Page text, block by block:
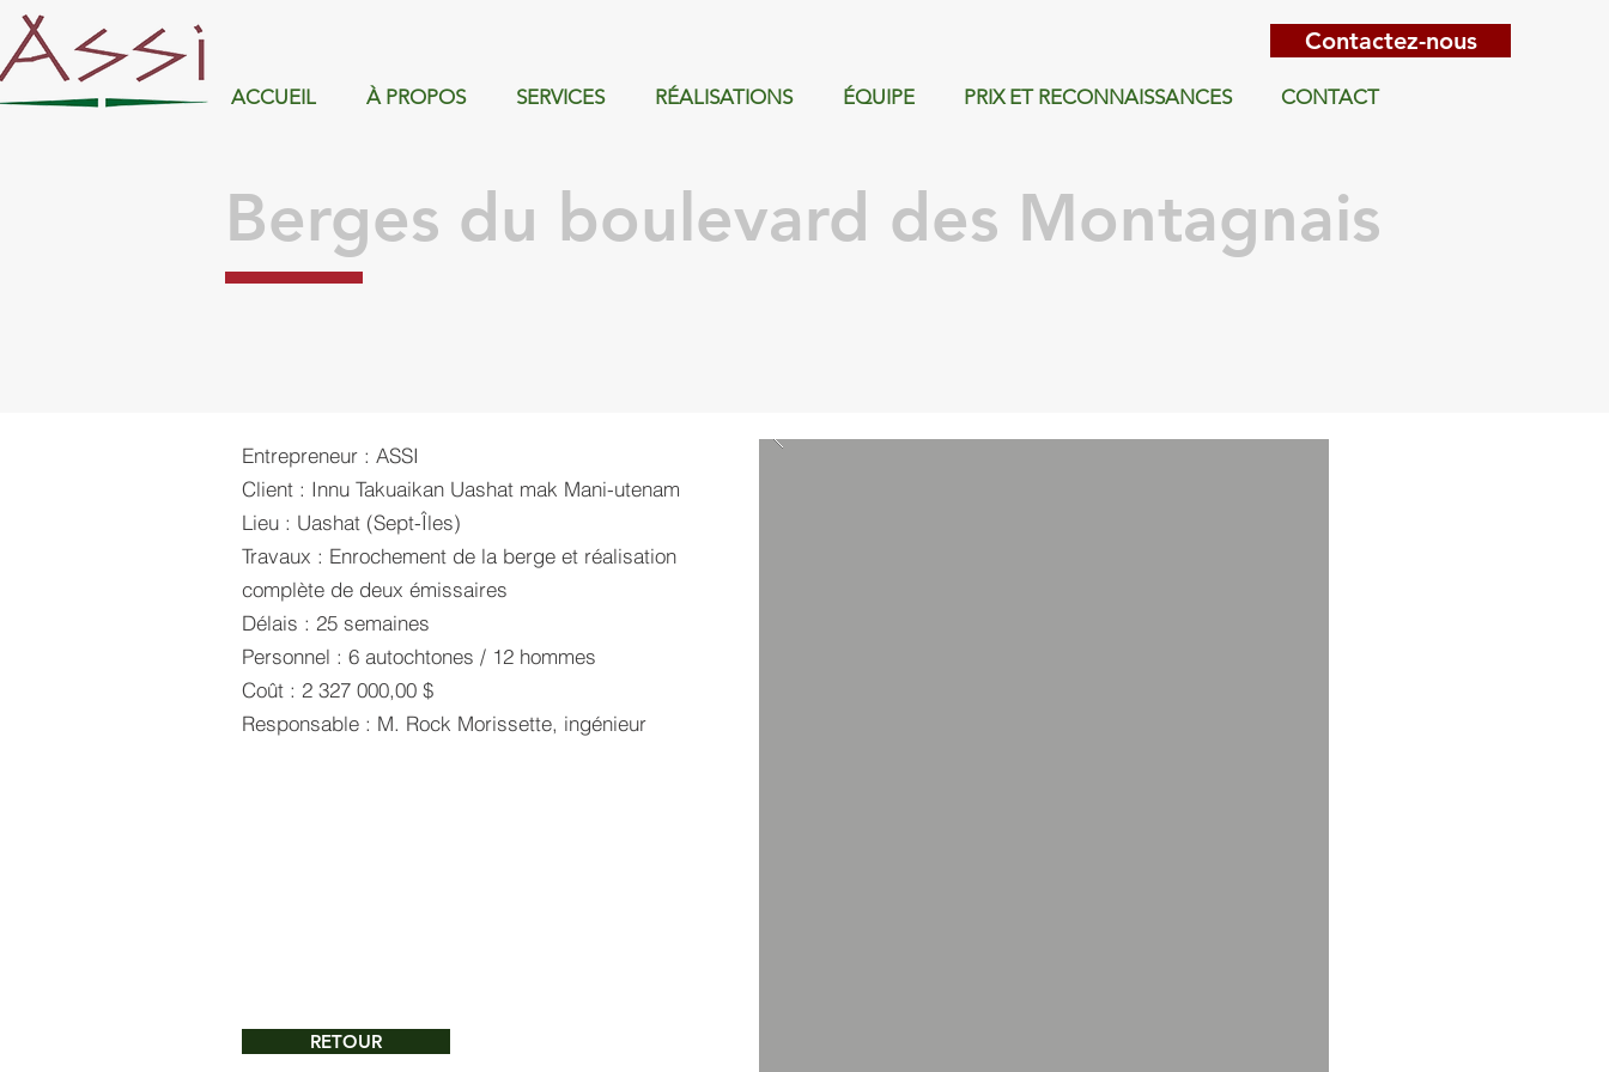
Contactez-nous
ACCUEIL À PROPOS SERVICES RÉALISATIONS ÉQUIPE PRIX ET RECONNAISSANCES CONTACT
Berges du boulevard des Montagnais
Entrepreneur : ASSI
Client : Innu Takuaikan Uashat mak Mani-utenam
Lieu : Uashat (Sept-Îles)
Travaux : Enrochement de la berge et réalisation
complète de deux émissaires
Délais : 25 semaines
Personnel : 6 autochtones / 12 hommes
Coût : 2 327 000,00 $
Responsable : M. Rock Morissette, ingénieur
RETOUR